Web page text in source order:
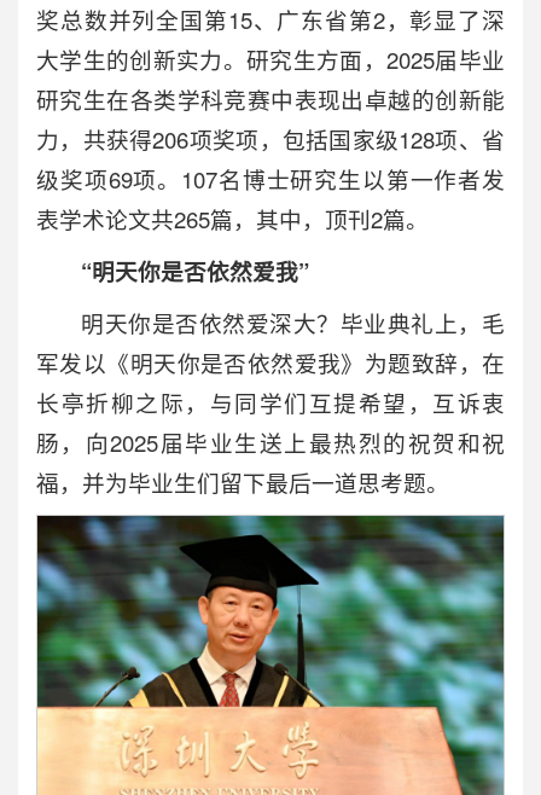
奖总数并列全国第15、广东省第2，彰显了深
大学生的创新实力。研究生方面，2025届毕业
研究生在各类学科竞赛中表现出卓越的创新能
力，共获得206项奖项，包括国家级128项、省
级奖项69项。107名博士研究生以第一作者发
表学术论文共265篇，其中，顶刊2篇。
“明天你是否依然爱我”
明天你是否依然爱深大？毕业典礼上，毛
军发以《明天你是否依然爱我》为题致辞，在
长亭折柳之际，与同学们互提希望，互诉衷
肠，向2025届毕业生送上最热烈的祝贺和祝
福，并为毕业生们留下最后一道思考题。